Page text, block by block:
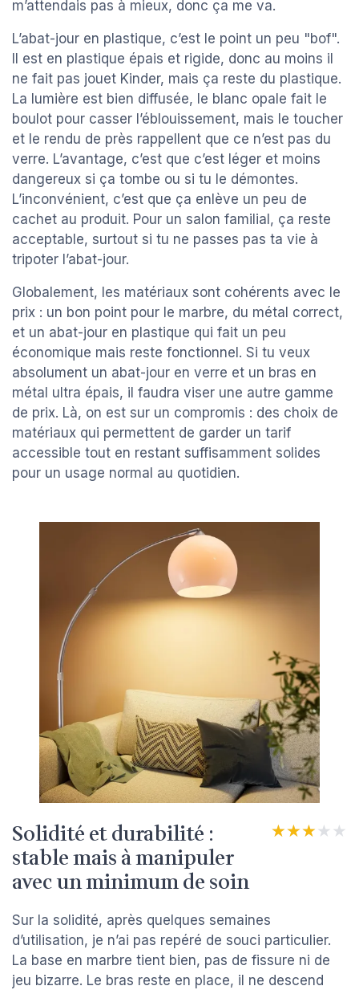
m’attendais pas à mieux, donc ça me va.
L’abat-jour en plastique, c’est le point un peu "bof".
Il est en plastique épais et rigide, donc au moins il
ne fait pas jouet Kinder, mais ça reste du plastique.
La lumière est bien diffusée, le blanc opale fait le
boulot pour casser l’éblouissement, mais le toucher
et le rendu de près rappellent que ce n’est pas du
verre. L’avantage, c’est que c’est léger et moins
dangereux si ça tombe ou si tu le démontes.
L’inconvénient, c’est que ça enlève un peu de
cachet au produit. Pour un salon familial, ça reste
acceptable, surtout si tu ne passes pas ta vie à
tripoter l’abat-jour.
Globalement, les matériaux sont cohérents avec le
prix : un bon point pour le marbre, du métal correct,
et un abat-jour en plastique qui fait un peu
économique mais reste fonctionnel. Si tu veux
absolument un abat-jour en verre et un bras en
métal ultra épais, il faudra viser une autre gamme
de prix. Là, on est sur un compromis : des choix de
matériaux qui permettent de garder un tarif
accessible tout en restant suffisamment solides
pour un usage normal au quotidien.
Solidité et durabilité :
stable mais à manipuler
avec un minimum de soin
★★★★★
★★★★★
Sur la solidité, après quelques semaines
d’utilisation, je n’ai pas repéré de souci particulier.
La base en marbre tient bien, pas de fissure ni de
jeu bizarre. Le bras reste en place, il ne descend